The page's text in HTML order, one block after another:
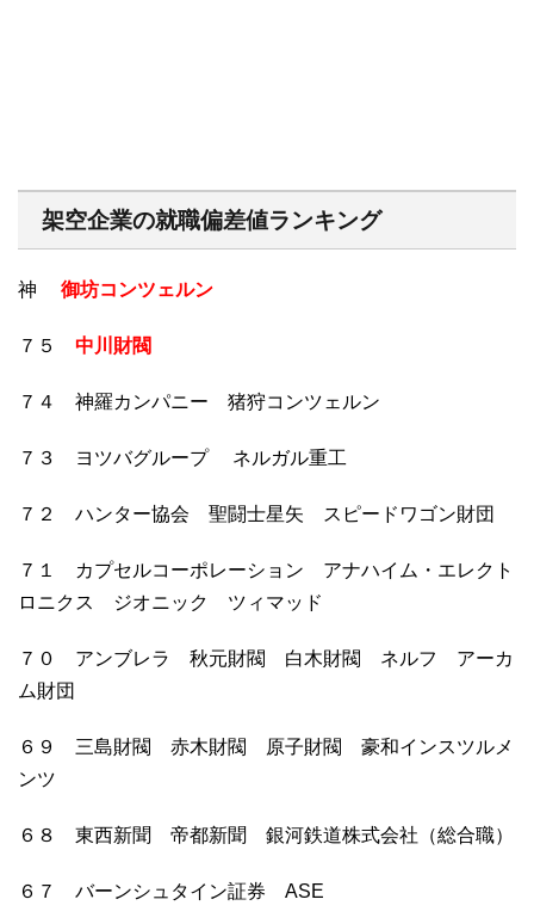
架空企業の就職偏差値ランキング
神 御坊コンツェルン
７５ 中川財閥
７４ 神羅カンパニー 猪狩コンツェルン
７３ ヨツバグループ ネルガル重工
７２ ハンター協会 聖闘士星矢 スピードワゴン財団
７１ カプセルコーポレーション アナハイム・エレクト
ロニクス ジオニック ツィマッド
７０ アンブレラ 秋元財閥 白木財閥 ネルフ アーカ
ム財団
６９ 三島財閥 赤木財閥 原子財閥 豪和インスツルメ
ンツ
６８ 東西新聞 帝都新聞 銀河鉄道株式会社（総合職）
６７ バーンシュタイン証券 ASE